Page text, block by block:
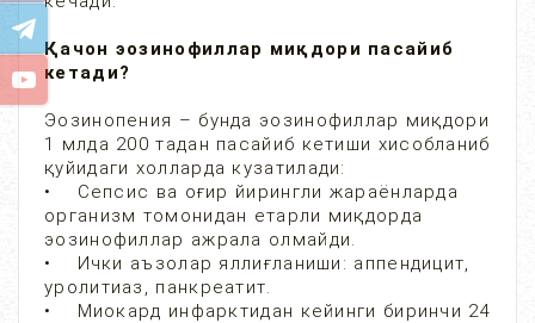
Қачон эозинофиллар миқдори пасайиб
кетади?
Эозинопения – бунда эозинофиллар миқдори
1 млда 200 тадан пасайиб кетиши хисобланиб
қуйидаги холларда кузатилади:
• Сепсис ва оғир йирингли жараёнларда
организм томонидан етарли миқдорда
эозинофиллар ажрала олмайди.
• Ички аъзолар яллиғланиши: аппендицит,
уролитиаз, панкреатит.
• Миокард инфарктидан кейинги биринчи 24